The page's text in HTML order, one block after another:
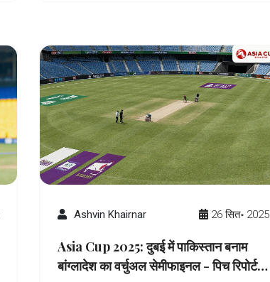
Ashvin Khairnar 26 सित॰ 2025
Asia Cup 2025: दुबई में पाकिस्तान बनाम
बांग्लादेश का वर्चुअल सेमीफाइनल - पिच रिपोर्ट